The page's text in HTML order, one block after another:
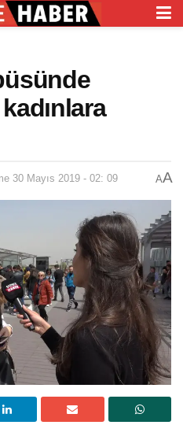
30 Mayıs 2019 - 02: 09 AA